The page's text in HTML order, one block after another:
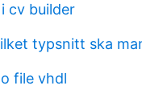
cv builder
typsnitt ska
file vhdl